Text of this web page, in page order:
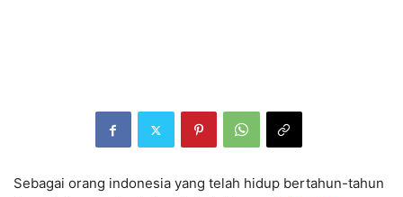
Sebagai orang indonesia yang telah hidup bertahun-tahun